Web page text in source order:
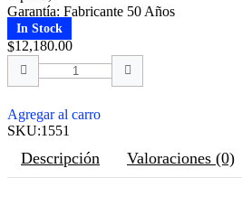
Garantía: Fabricante 50 Años
In Stock
$12,180.00
Agregar al carro
SKU:1551
Descripción Valoraciones (0)